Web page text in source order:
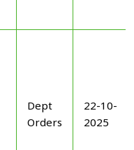
Dept
Orders
22-10-
2025